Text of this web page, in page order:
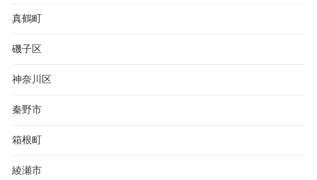
真鶴町
磯子区
神奈川区
秦野市
箱根町
綾瀬市